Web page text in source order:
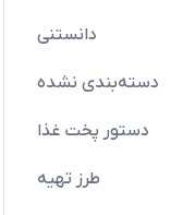
دانستنی
دسته‌بندی نشده
دستور پخت غذا
طرز تهیه